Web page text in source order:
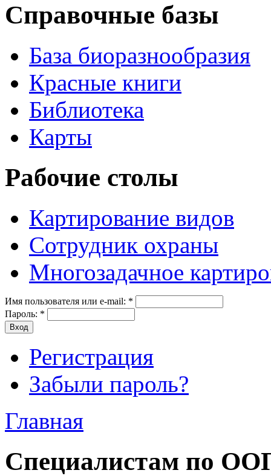
Справочные базы
База биоразнообразия
Красные книги
Библиотека
Карты
Рабочие столы
Картирование видов
Сотрудник охраны
Многозадачное
Имя пользователя или e-mail: *
Пароль: *
Регистрация
Забыли пароль?
Главная
Специалистам по